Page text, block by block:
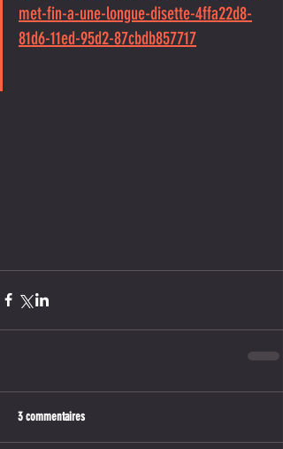
met-fin-a-une-longue-disette-4ffa22d8-
81d6-11ed-95d2-87cbdb857717
3 commentaires